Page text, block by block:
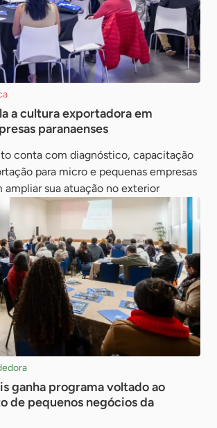
a cultura exportadora em
paranaenses
conta com diagnóstico, capacitação
para micro e pequenas empresas
ampliar sua atuação no exterior
ganha programa voltado ao
de pequenos negócios da